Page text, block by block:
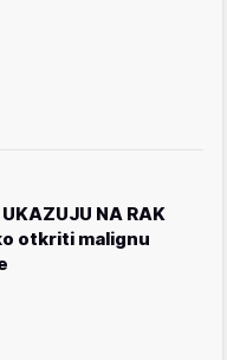
NA RAK
otkriti malignu